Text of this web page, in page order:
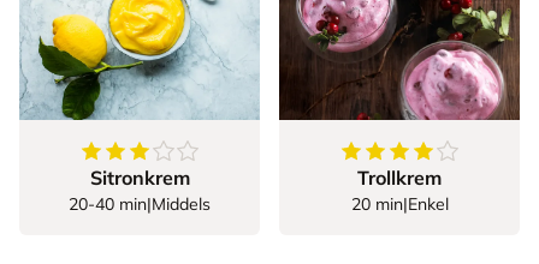
3.5384615384615383
stjerner
Sitronkrem
20-40 min|Middels
4av5stjerner
Trollkrem
20 min|Enkel